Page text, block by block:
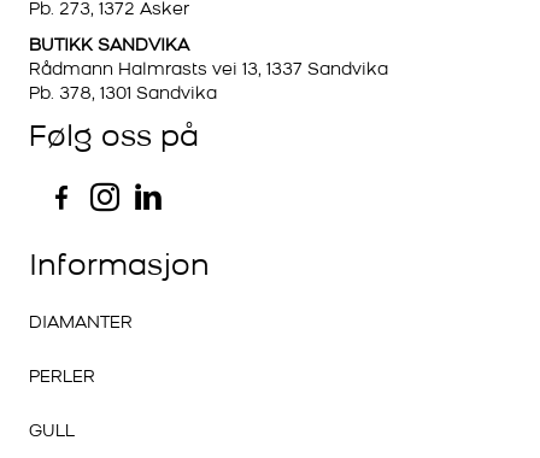
Pb. 273, 1372 Asker
BUTIKK SANDVIKA
Rådmann Halmrasts vei 13, 1337 Sandvika
Pb. 378, 1301 Sandvika
Følg oss på
Informasjon
DIAMANTER
PERLER
GULL